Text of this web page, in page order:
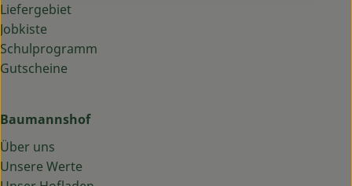
Liefergebiet
Jobkiste
Schulprogramm
Gutscheine
Baumannshof
Über uns
Unsere Werte